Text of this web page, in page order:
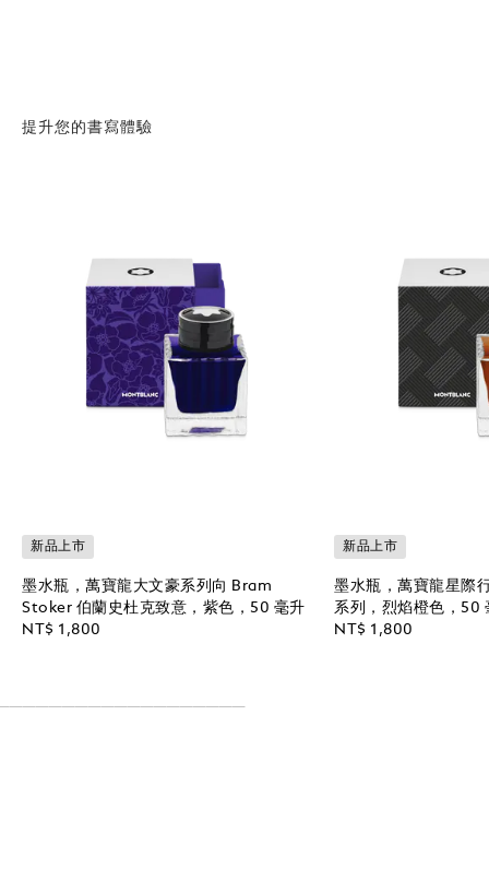
提升您的書寫體驗
新品上市
墨水瓶，萬寶龍大文豪系列向 Bram
Stoker 伯蘭史杜克致意，紫色，50 毫升
NT$ 1,800
新品上市
墨水瓶，萬寶龍星際
系列，烈焰橙色，50
NT$ 1,800